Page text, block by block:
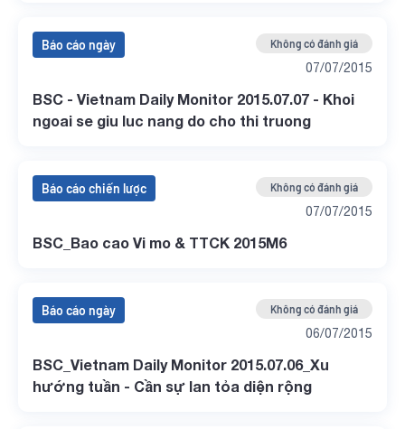
Báo cáo ngày Không có đánh giá
07/07/2015
BSC - Vietnam Daily Monitor 2015.07.07 - Khoi
ngoai se giu luc nang do cho thi truong
Báo cáo chiến lược Không có đánh giá
07/07/2015
BSC_Bao cao Vi mo & TTCK 2015M6
Báo cáo ngày Không có đánh giá
06/07/2015
BSC_Vietnam Daily Monitor 2015.07.06_Xu
hướng tuần - Cần sự lan tỏa diện rộng